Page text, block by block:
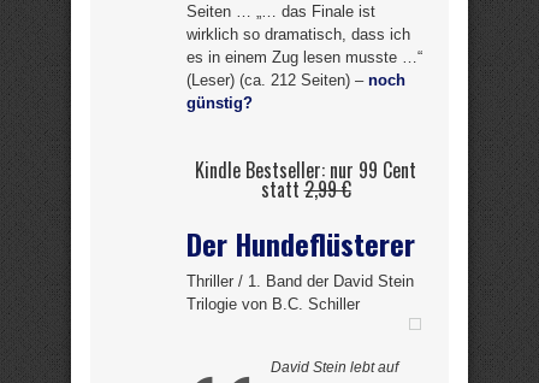
Seiten … „… das Finale ist
wirklich so dramatisch, dass ich
es in einem Zug lesen musste …“
(Leser) (ca. 212 Seiten) – noch
günstig?
Kindle Bestseller: nur 99 Cent
statt2,99 €
Der Hundeflüsterer
Thriller / 1. Band der David Stein
Trilogie von B.C. Schiller
David Stein lebt auf